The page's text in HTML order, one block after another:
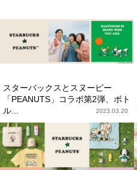
スターバックスとスヌーピー
「PEANUTS」コラボ第2弾、ボト
ル...
2023.03.20